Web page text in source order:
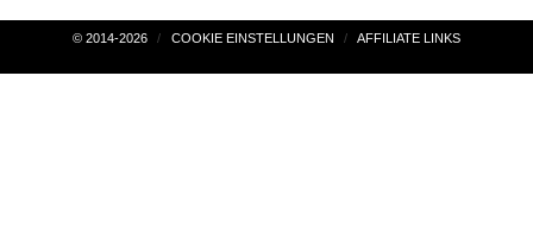
Beitragsnavigation
© 2014-2026 COOKIE EINSTELLUNGEN AFFILIATE LINKS